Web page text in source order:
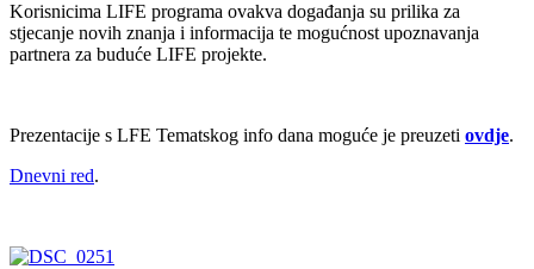
Korisnicima LIFE programa ovakva događanja su prilika za
stjecanje novih znanja i informacija te mogućnost upoznavanja
partnera za buduće LIFE projekte.
Prezentacije s LFE Tematskog info dana moguće je preuzeti ovdje.
Dnevni red.